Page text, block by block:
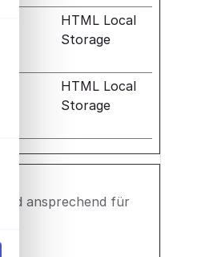
HTML Local
Storage
HTML Local
Storage
ansprechend für